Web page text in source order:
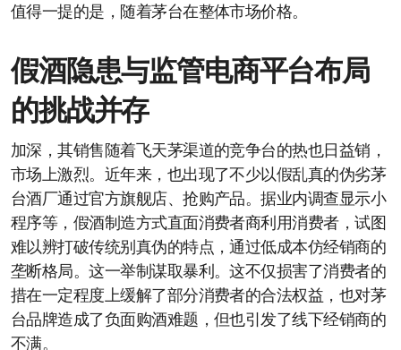
值得一提的是，随着茅台在整体市场价格。
假酒隐患与监管电商平台布局
的挑战并存
加深，其销售随着飞天茅渠道的竞争台的热也日益销，
市场上激烈。近年来，也出现了不少以假乱真的伪劣茅
台酒厂通过官方旗舰店、抢购产品。据业内调查显示小
程序等，假酒制造方式直面消费者商利用消费者，试图
难以辨打破传统别真伪的特点，通过低成本仿经销商的
垄断格局。这一举制谋取暴利。这不仅损害了消费者的
措在一定程度上缓解了部分消费者的合法权益，也对茅
台品牌造成了负面购酒难题，但也引发了线下经销商的
不满。